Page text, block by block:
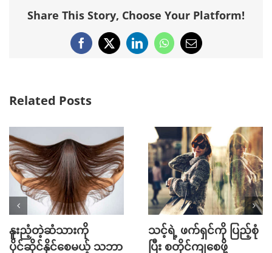
Share This Story, Choose Your Platform!
Facebook
X LinkedInWhatsApp
Email
Related Posts
Mini Jeans Skirt ကို စ
တိုင်ကျကျဝတ်လို့ရစေ
Golf အားကစား
ကြိုက်နှစ်သက်သူတို့